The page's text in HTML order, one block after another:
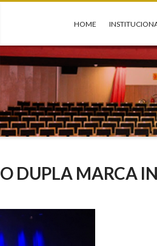
HOME
DUPLA MARCA